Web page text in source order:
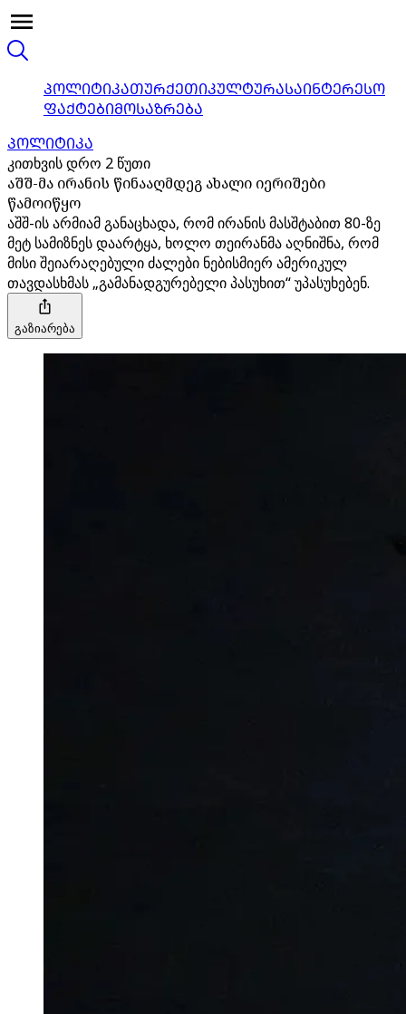
ᲞᲝᲚᲘᲢᲘᲙᲐᲗᲣᲠᲥᲔᲗᲘᲙᲣᲚᲢᲣᲠᲐᲡᲐᲘᲜᲢᲔᲠᲔᲡᲝ
ᲤᲐᲥᲢᲔᲑᲘᲛᲝᲡᲐᲖᲠᲔᲑᲐ
ᲞᲝᲚᲘᲢᲘᲙᲐ
კითხვის დრო 2 წუთი
აშშ-მა ირანის წინააღმდეგ ახალი იერიშები
წამოიწყო
აშშ-ის არმიამ განაცხადა, რომ ირანის მასშტაბით 80-ზე
მეტ სამიზნეს დაარტყა, ხოლო თეირანმა აღნიშნა, რომ
მისი შეიარაღებული ძალები ნებისმიერ ამერიკულ
თავდასხმას „გამანადგურებელი პასუხით“ უპასუხებენ.
გაზიარება